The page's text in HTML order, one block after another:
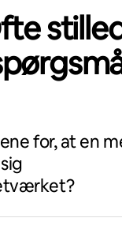
for, at en